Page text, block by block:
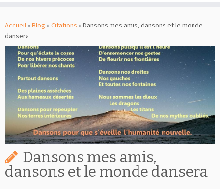
au
contenu
Accueil» Blog » Citations » Dansons mes amis, dansons et le monde
dansera
Dansons mes amis,
dansons et le monde dansera